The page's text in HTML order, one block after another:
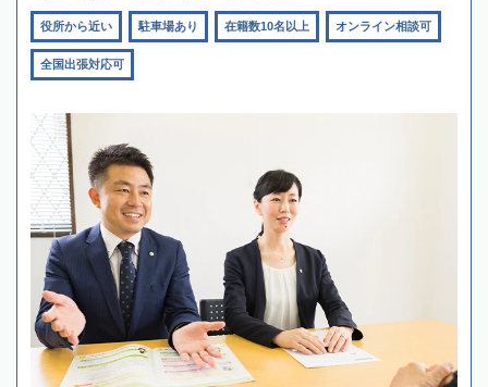
役所から近い 駐車場あり 在籍数10名以上 オンライン相談可
全国出張対応可